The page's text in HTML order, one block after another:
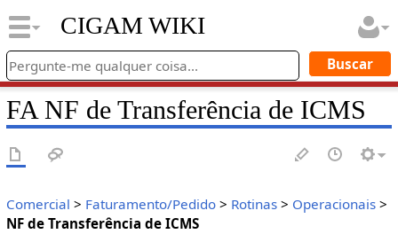
CIGAM WIKI
FA NF de Transferência de ICMS
Comercial > Faturamento/Pedido> Rotinas> Operacionais>
NF de Transferência de ICMS